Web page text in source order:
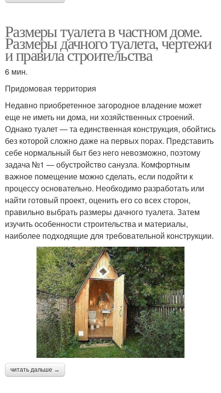
Размеры туалета в частном доме.
Размеры дачного туалета, чертежи
и правила строительства
6 мин.
Придомовая территория
Недавно приобретенное загородное владение может
еще не иметь ни дома, ни хозяйственных строений.
Однако туалет — та единственная конструкция, обойтись
без которой сложно даже на первых порах. Представить
себе нормальный быт без него невозможно, поэтому
задача №1 — обустройство санузла. Комфортным
важное помещение можно сделать, если подойти к
процессу основательно. Необходимо разработать или
найти готовый проект, оценить его со всех сторон,
правильно выбрать размеры дачного туалета. Затем
изучить особенности строительства и материалы,
наиболее подходящие для требовательной конструкции.
читать дальше →